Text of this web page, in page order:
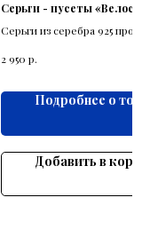
Серьги - пусеты
Серьги из серебра 925
2 950 р.
Подробнее о
Добавить в